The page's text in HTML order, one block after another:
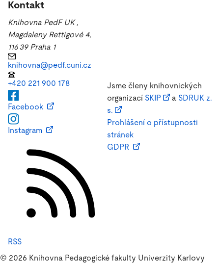
Kontakt
Knihovna PedF UK,
Magdaleny Rettigové 4,
116 39 Praha 1
knihovna@pedf.cuni.cz
+420 221 900 178
Facebook
Instagram
RSS
Jsme členy knihovnických
organizací SKIP a SDRUK z.
s.
Prohlášení o přístupnosti
stránek
GDPR
© 2026 Knihovna Pedagogické fakulty Univerzity Karlovy